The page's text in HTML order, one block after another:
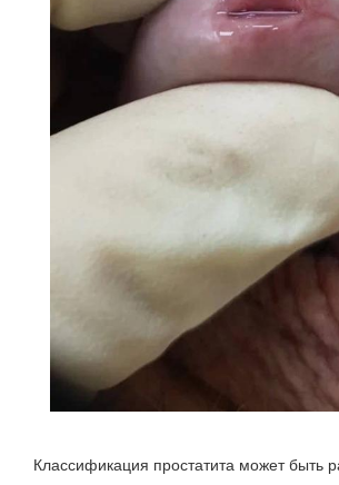
Классификация простатита может быть